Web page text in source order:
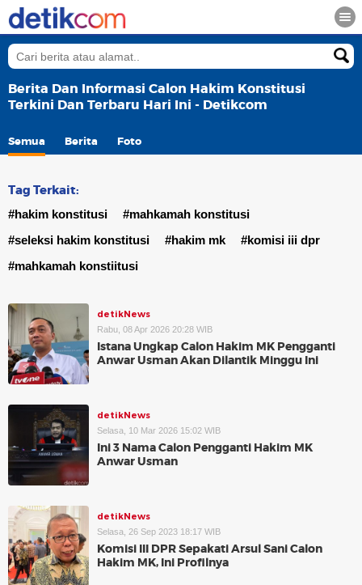
Berita Dan Informasi Calon Hakim Konstitusi
Terkini Dan Terbaru Hari Ini - Detikcom
Semua Berita Foto
Tag Terkait:
#hakim konstitusi
#mahkamah konstitusi
#seleksi hakim konstitusi
#hakim mk
#komisi iii dpr
#mahkamah konstiitusi
detikNews
Rabu, 08 Apr 2026 20:28 WIB
Istana Ungkap Calon Hakim MK Pengganti
Anwar Usman Akan Dilantik Minggu Ini
detikNews
Selasa, 10 Mar 2026 15:02 WIB
Ini 3 Nama Calon Pengganti Hakim MK
Anwar Usman
detikNews
Selasa, 26 Sep 2023 18:17 WIB
Komisi III DPR Sepakati Arsul Sani Calon
Hakim MK, Ini Profilnya